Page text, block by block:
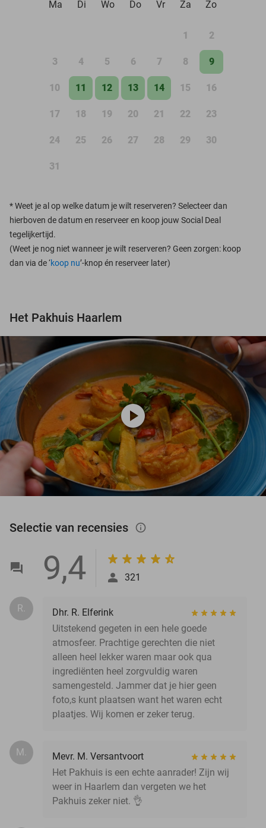
Ma
Di Wo Do Vr Za Zo
1 2
3 4 5 6 7 8 9
10 11 12 13 14 15 16
17 18 19 20 21 22 23
24 25 26 27 28 29 30
31
*Weet je al op welke datum je wilt reserveren? Selecteer dan
hierboven de datum en reserveer en koop jouw Social Deal
tegelijkertijd.
(Weet je nog niet wanneer je wilt reserveren? Geen zorgen: koop
dan via de ‘koop nu’-knop én reserveer later)
Het Pakhuis Haarlem
play_circle
Selectie van recensies info_outlined
9,4 321
R.
Dhr. R. Elferink
Uitstekend gegeten in een hele goede
atmosfeer. Prachtige gerechten die niet
alleen heel lekker waren maar ook qua
ingrediënten heel zorgvuldig waren
samengesteld. Jammer dat je hier geen
foto,s kunt plaatsen want het waren echt
plaatjes. Wij komen er zeker terug.
M.
Mevr. M. Versantvoort
Het Pakhuis is een echte aanrader! Zijn wij
weer in Haarlem dan vergeten we het
Pakhuis zeker niet. 👌